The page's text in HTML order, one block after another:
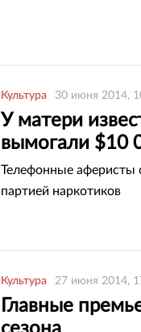
Культура 30 июня 2014,
У матери
вымогали $10
Телефонные аферисты
партией наркотиков
Культура 27 июня 2014,
Главные